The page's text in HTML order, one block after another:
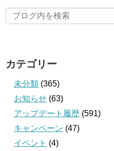
カテゴリー
未分類 (365)
お知らせ (63)
アップデート履歴 (591)
キャンペーン (47)
イベント (4)